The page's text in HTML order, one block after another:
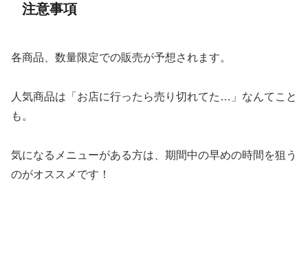
注意事項
各商品、数量限定での販売が予想されます。
人気商品は「お店に行ったら売り切れてた…」なんてこと
も。
気になるメニューがある方は、期間中の早めの時間を狙う
のがオススメです！